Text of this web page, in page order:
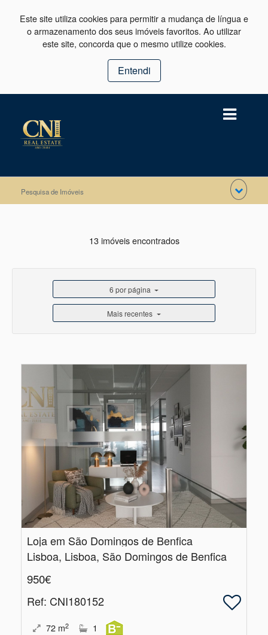
Este site utiliza cookies para permitir a mudança de língua e
o armazenamento dos seus imóveis favoritos. Ao utilizar
este site, concorda que o mesmo utilize cookies.
Entendi
Pesquisa de Imóveis
13 imóveis encontrados
6 por página
Mais recentes
Loja em São Domingos de Benfica
Lisboa, Lisboa, São Domingos de Benfica
950€
Ref: CNI180152
72 m2 1